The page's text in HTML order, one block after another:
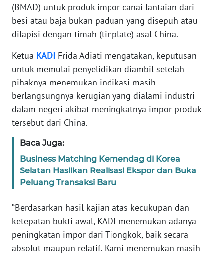
(BMAD) untuk produk impor canai lantaian dari
besi atau baja bukan paduan yang disepuh atau
dilapisi dengan timah (tinplate) asal China.
Ketua KADI Frida Adiati mengatakan, keputusan
untuk memulai penyelidikan diambil setelah
pihaknya menemukan indikasi masih
berlangsungnya kerugian yang dialami industri
dalam negeri akibat meningkatnya impor produk
tersebut dari China.
Baca Juga:
Business Matching Kemendag di Korea
Selatan Hasilkan Realisasi Ekspor dan Buka
Peluang Transaksi Baru
“Berdasarkan hasil kajian atas kecukupan dan
ketepatan bukti awal, KADI menemukan adanya
peningkatan impor dari Tiongkok, baik secara
absolut maupun relatif. Kami menemukan masih
Informasi
BERITA
KONTAK
KAMI
INFO
IKLAN
TENTANG
KAMI
PEDOMAN
MEDIA
REDAKSI
KARIR